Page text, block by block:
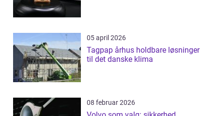
05 april 2026
Tagpap århus holdbare løsninger
til det danske klima
08 februar 2026